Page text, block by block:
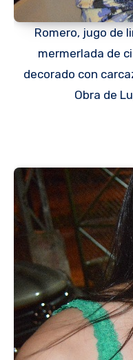
Romero, jugo de
mermerlada de
decorado con
Obra de